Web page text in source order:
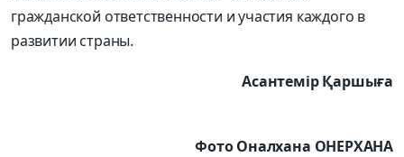
гражданской ответственности и участия каждого в
развитии страны.
Асантемір Қаршыға
Фото Оналхана ОНЕРХАНА